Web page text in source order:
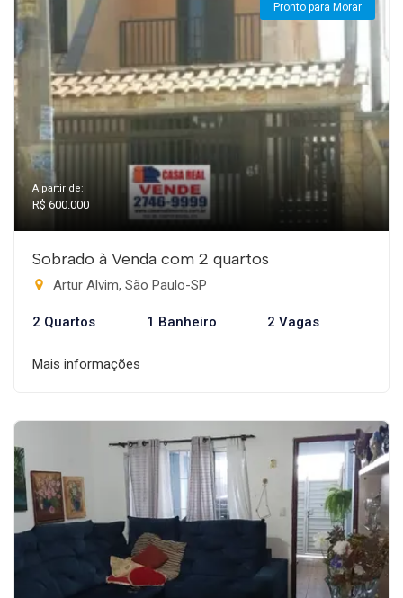
Pronto para Morar
A partir de:
R$ 600.000
Sobrado à Venda com 2 quartos
Artur Alvim, São Paulo-SP
2 Quartos 1 Banheiro 2 Vagas
Mais informações